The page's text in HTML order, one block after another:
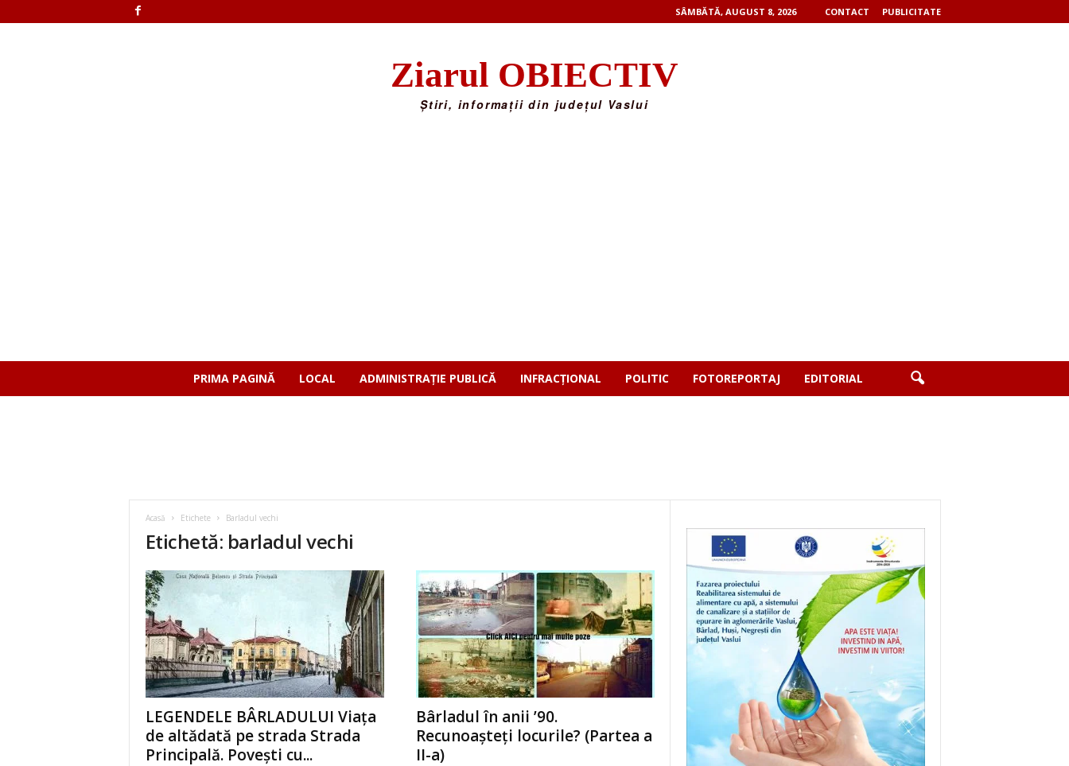
SÂMBĂTĂ, AUGUST 8, 2026 CONTACT PUBLICITATE
Ziarul OBIECTIV
Știri, informații din județul Vaslui
PRIMA PAGINĂ LOCAL ADMINISTRAȚIE PUBLICĂ INFRACȚIONAL POLITIC FOTOREPORTAJ EDITORIAL
Acasă Etichete Barladul vechi
Etichetă: barladul vechi
LEGENDELE BÂRLADULUI Viața
de altădată pe strada Strada
Principală. Povești cu...
Bârladul în anii ’90.
Recunoașteți locurile? (Partea a
II-a)